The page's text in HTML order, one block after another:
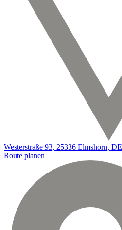
Westerstraße 93, 25336 Elmshorn, DE
Route planen